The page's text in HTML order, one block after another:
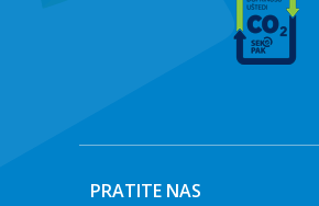
PRATITE NAS